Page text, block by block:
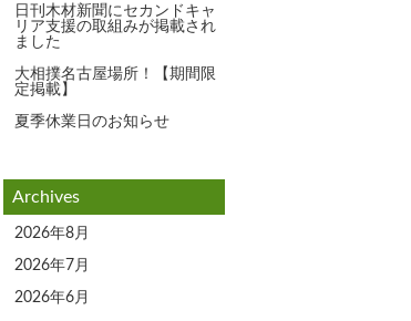
日刊木材新聞にセカンドキャ
リア支援の取組みが掲載され
ました
大相撲名古屋場所！【期間限
定掲載】
夏季休業日のお知らせ
Archives
2026年8月
2026年7月
2026年6月